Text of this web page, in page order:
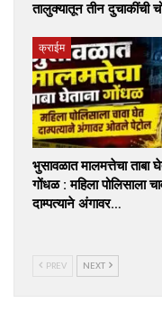
तालुक्यातून तीन दुचाकींची
क्राईम
भुसावळात मालमत्तेचा ताबा
गोंधळ : महिला पोलिसाला
दाम्पत्याने अंगावर…
PREV NEXT